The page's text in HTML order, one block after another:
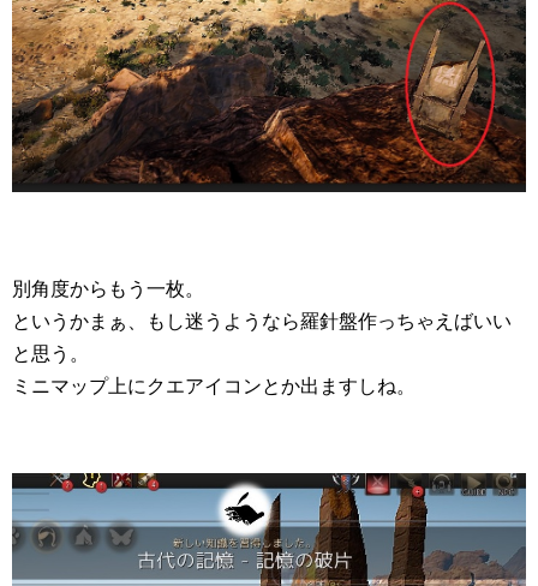
別角度からもう一枚。
というかまぁ、もし迷うようなら羅針盤作っちゃえばいい
と思う。
ミニマップ上にクエアイコンとか出ますしね。